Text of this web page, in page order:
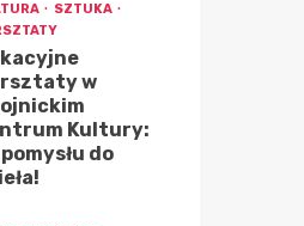
SZTUKA
w
Kultury:
do